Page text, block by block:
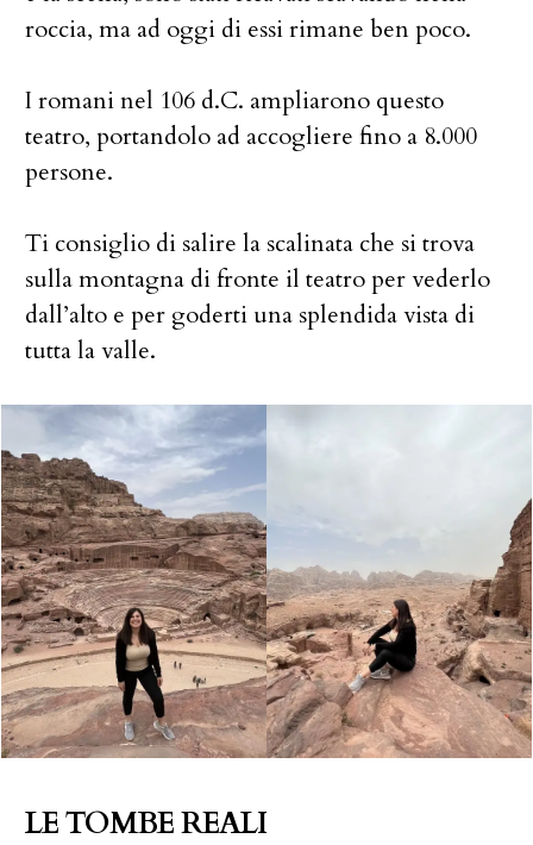
roccia, ma ad oggi di essi rimane ben poco.
I romani nel 106 d.C. ampliarono questo
teatro, portandolo ad accogliere fino a 8.000
persone.
Ti consiglio di salire la scalinata che si trova
sulla montagna di fronte il teatro per vederlo
dall’alto e per goderti una splendida vista di
tutta la valle.
LE TOMBE REALI